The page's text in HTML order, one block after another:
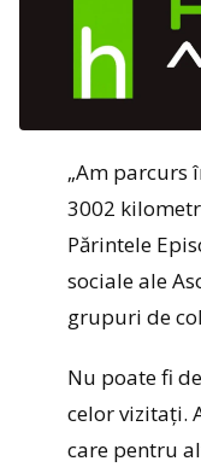
„Am parcurs
3002
Părintele
sociale ale
grupuri de
Nu poate fi
celor vizitați.
care pentru